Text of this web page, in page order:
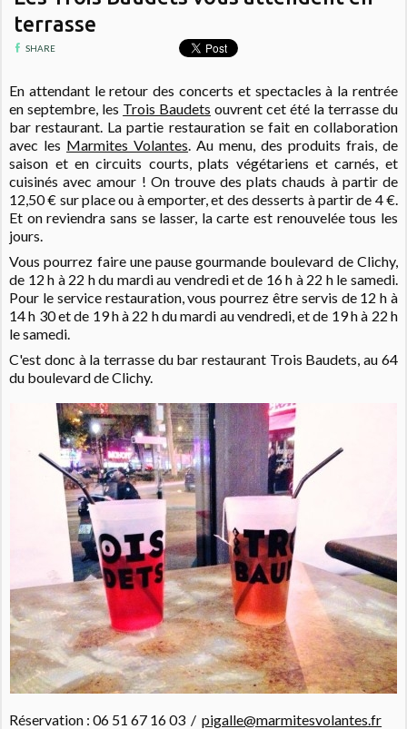
terrasse
SHARE
En attendant le retour des concerts et spectacles à la rentrée
en septembre, les Trois Baudets ouvrent cet été la terrasse du
bar restaurant. La partie restauration se fait en collaboration
avec les Marmites Volantes . Au menu, des produits frais, de
saison et en circuits courts, plats végétariens et carnés, et
cuisinés avec amour ! On trouve des plats chauds à partir de
12,50 € sur place ou à emporter, et des desserts à partir de 4 €.
Et on reviendra sans se lasser, la carte est renouvelée tous les
jours.
Vous pourrez faire une pause gourmande boulevard de Clichy,
de 12 h à 22 h du mardi au vendredi et de 16 h à 22 h le samedi.
Pour le service restauration, vous pourrez être servis de 12 h à
14 h 30 et de 19 h à 22 h du mardi au vendredi, etde 19 h à 22 h
le samedi.
C'est donc à la terrasse du bar restaurant Trois Baudets, au 64
du boulevard de Clichy.
Réservation :06 51 67 16 03 /pigalle@marmitesvolantes.fr